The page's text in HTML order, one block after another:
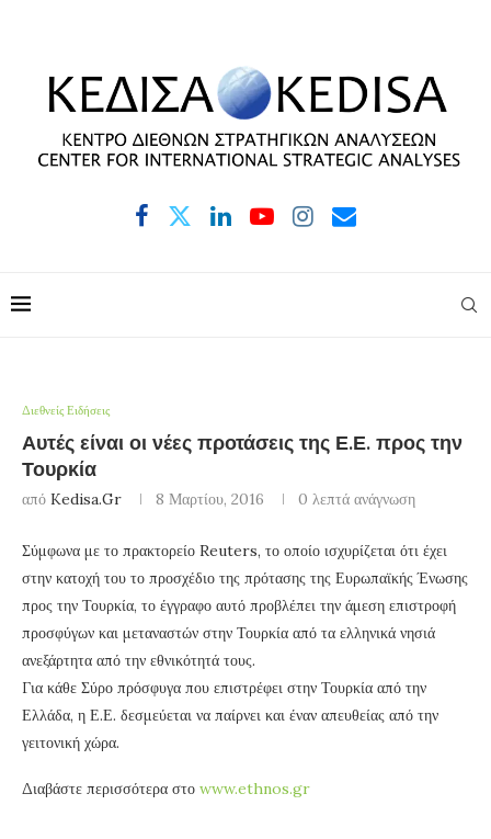
Διεθνείς Ειδήσεις
Αυτές είναι οι νέες προτάσεις της Ε.Ε. προς την
Τουρκία
από Kedisa.gr 8 Μαρτίου, 2016 0 λεπτά ανάγνωση
Σύμφωνα με το πρακτορείο Reuters, το οποίο ισχυρίζεται ότι έχει
στην κατοχή του το προσχέδιο της πρότασης της Ευρωπαϊκής Ένωσης
προς την Τουρκία, το έγγραφο αυτό προβλέπει την άμεση επιστροφή
προσφύγων και μεταναστών στην Τουρκία από τα ελληνικά νησιά
ανεξάρτητα από την εθνικότητά τους.
Για κάθε Σύρο πρόσφυγα που επιστρέφει στην Τουρκία από την
Ελλάδα, η Ε.Ε. δεσμεύεται να παίρνει και έναν απευθείας από την
γειτονική χώρα.
Διαβάστε περισσότερα στο www.ethnos.gr